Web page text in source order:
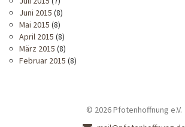
Juni 2015 (8)
Mai 2015 (8)
April 2015 (8)
März 2015 (8)
Februar 2015 (8)
© 2026 Pfotenhoffnung e.V.